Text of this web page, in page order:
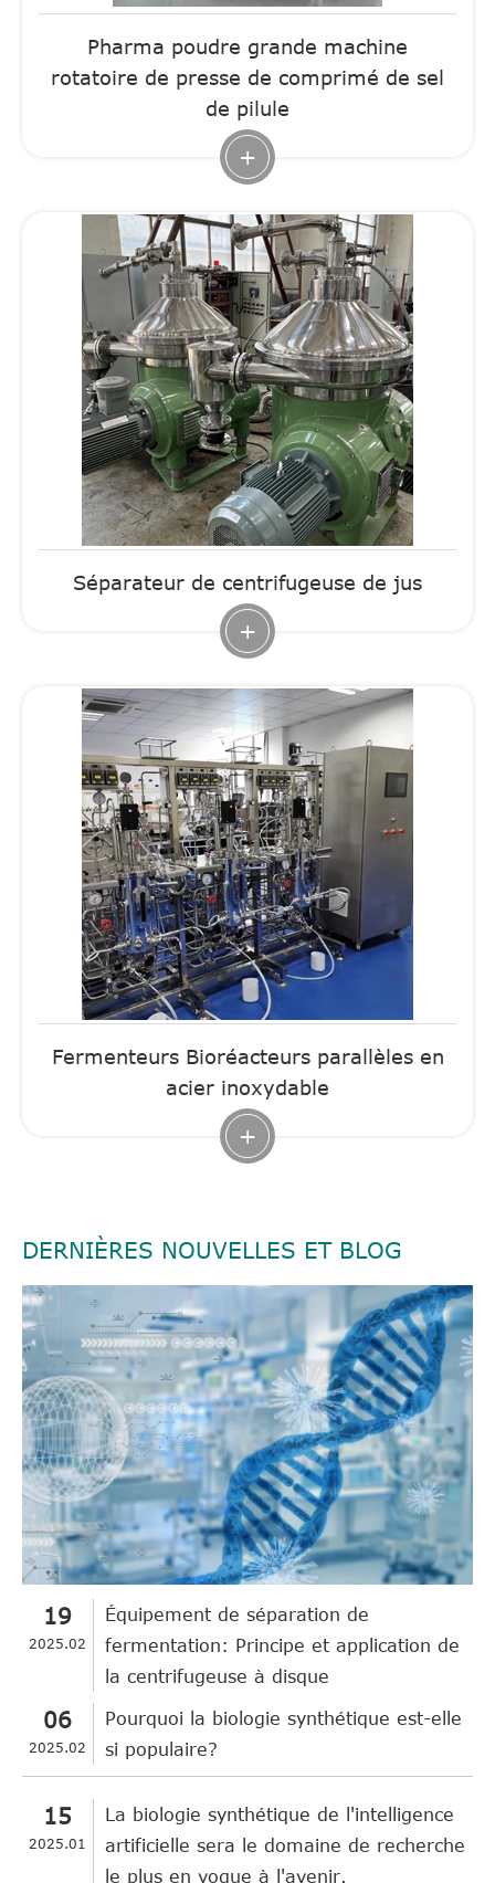
Pharma poudre grande machine
rotatoire de presse de comprimé de sel
de pilule
+
Séparateur de centrifugeuse de jus
+
Fermenteurs Bioréacteurs parallèles en
acier inoxydable
+
DERNIÈRES NOUVELLES ET BLOG
19
2025.02
Équipement de séparation de
fermentation: Principe et application de
la centrifugeuse à disque
06
2025.02
Pourquoi la biologie synthétique est-elle
si populaire?
15
2025.01
La biologie synthétique de l'intelligence
artificielle sera le domaine de recherche
le plus en vogue à l'avenir.